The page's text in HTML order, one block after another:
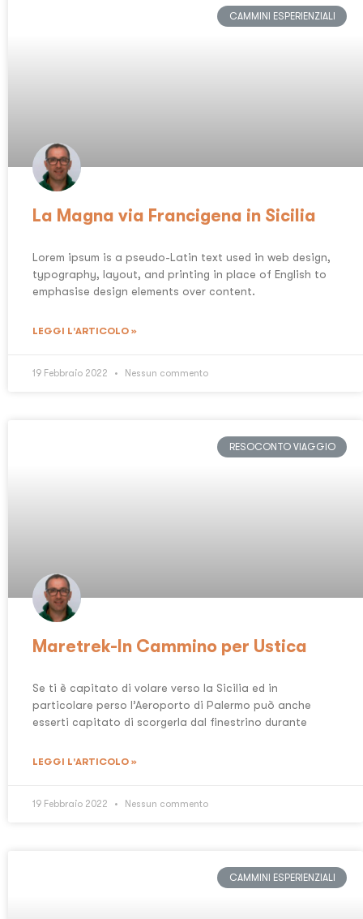
CAMMINI ESPERIENZIALI
La Magna via Francigena in Sicilia
Lorem ipsum is a pseudo-Latin text used in web design,
typography, layout, and printing in place of English to
emphasise design elements over content.
LEGGI L'ARTICOLO »
19 Febbraio 2022 Nessun commento
RESOCONTO VIAGGIO
Maretrek-In Cammino per Ustica
Se ti è capitato di volare verso la Sicilia ed in
particolare perso l’Aeroporto di Palermo può anche
esserti capitato di scorgerla dal finestrino durante
LEGGI L'ARTICOLO »
19 Febbraio 2022 Nessun commento
CAMMINI ESPERIENZIALI